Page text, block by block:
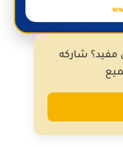
شاركه